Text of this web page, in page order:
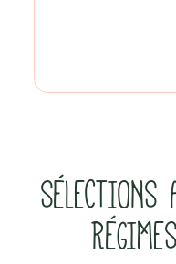
SÉLECTIONS